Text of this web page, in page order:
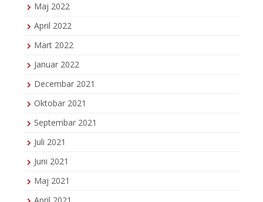
Maj 2022
April 2022
Mart 2022
Januar 2022
Decembar 2021
Oktobar 2021
Septembar 2021
Juli 2021
Juni 2021
Maj 2021